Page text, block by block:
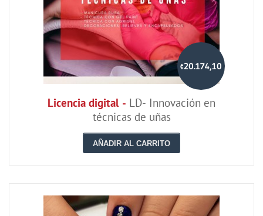
¢20.174,10
Licencia digital - LD- Innovación en
técnicas de uñas
AÑADIR AL CARRITO